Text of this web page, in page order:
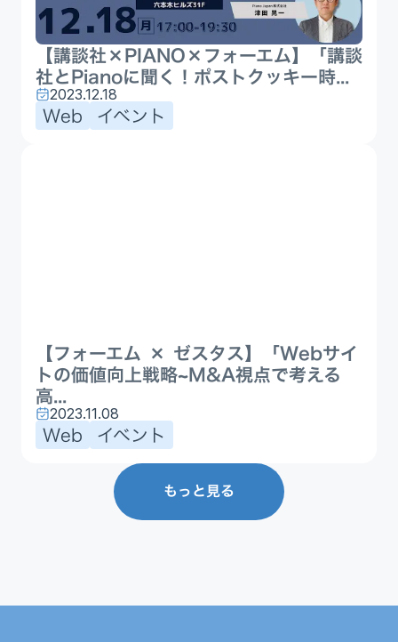
【講談社×PIANO×フォーエム】「講談
社とPianoに聞く！ポストクッキー時...
2023.12.18
Web イベント
【フォーエム × ゼスタス】「Webサイ
トの価値向上戦略~M&A視点で考える
高...
2023.11.08
Web イベント
もっと見る